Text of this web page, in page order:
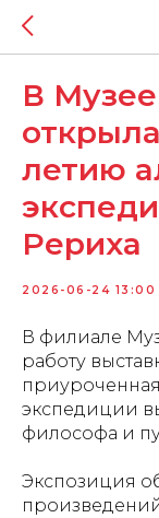
В
летию
Рериха
2026-06-24 13:00
В филиале
работу
экспедиции
философа и
Экспозиция